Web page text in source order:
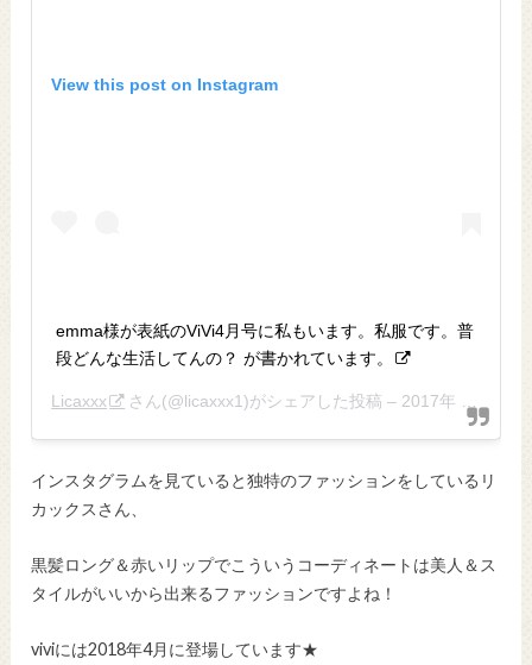
View this post on Instagram
emma様が表紙のViVi4月号に私もいます。私服です。普
段どんな生活してんの？ が書かれています。
Licaxxx さん(@licaxxx1)がシェアした投稿 – 2017年 2月月23日午前9時09分PST
インスタグラムを見ていると独特のファッションをしているリ
カックスさん、
黒髪ロング＆赤いリップでこういうコーディネートは美人＆ス
タイルがいいから出来るファッションですよね！
viviには2018年4月に登場しています★